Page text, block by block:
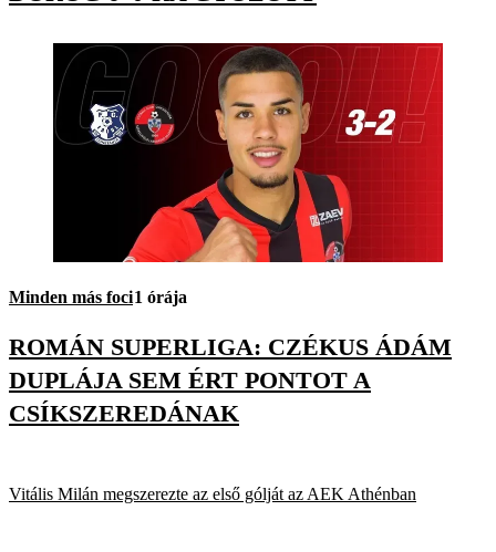
Minden más foci1 órája
ROMÁN SUPERLIGA: CZÉKUS ÁDÁM
DUPLÁJA SEM ÉRT PONTOT A
CSÍKSZEREDÁNAK
Vitális Milán megszerezte az első gólját az AEK Athénban